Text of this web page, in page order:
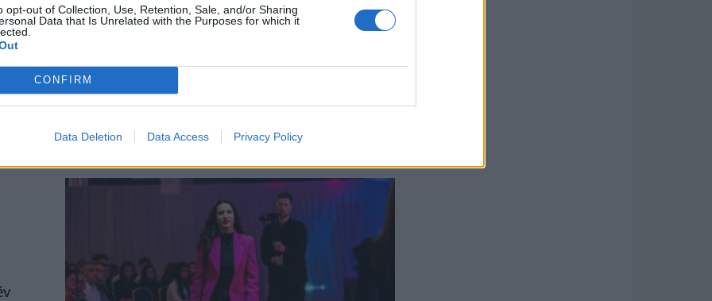
opt-out of Collection, Use, Retention, Sale, and/or Sharing
Data that Is Unrelated with the Purposes for which it
CONFIRM
Data Deletion Data Access Privacy Policy
mint